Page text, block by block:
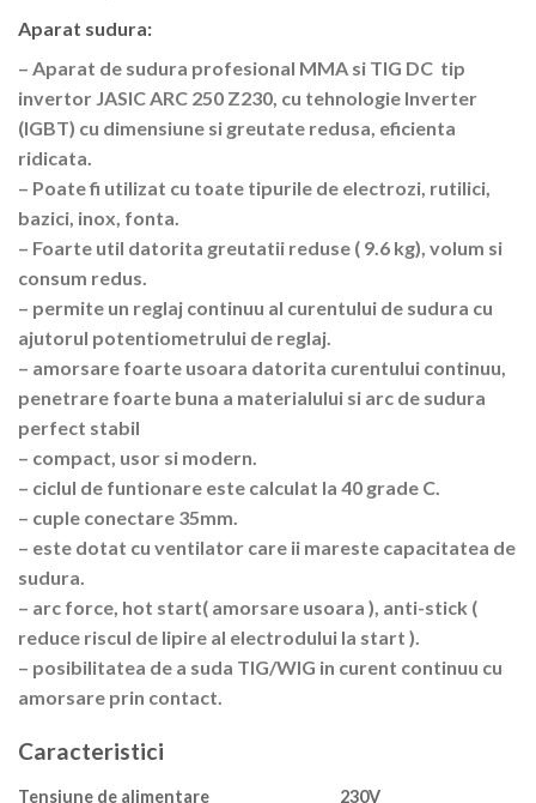
Aparat sudura:
– Aparat de sudura profesional MMA si TIG DC tip
invertor JASIC ARC 250 Z230, cu tehnologie Inverter
(IGBT) cu dimensiune si greutate redusa, eficienta
ridicata.
– Poate fi utilizat cu toate tipurile de electrozi, rutilici,
bazici, inox, fonta.
– Foarte util datorita greutatii reduse ( 9.6 kg), volum si
consum redus.
– permite un reglaj continuu al curentului de sudura cu
ajutorul potentiometrului de reglaj.
– amorsare foarte usoara datorita curentului continuu,
penetrare foarte buna a materialului si arc de sudura
perfect stabil
– compact, usor si modern.
– ciclul de funtionare este calculat la 40 grade C.
– cuple conectare 35mm.
– este dotat cu ventilator care ii mareste capacitatea de
sudura.
– arc force, hot start( amorsare usoara ), anti-stick (
reduce riscul de lipire al electrodului la start ).
– posibilitatea de a suda TIG/WIG in curent continuu cu
amorsare prin contact.
Caracteristici
Tensiune de alimentare 230V